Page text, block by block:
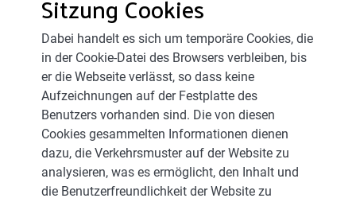
Dabei handelt es sich um temporäre Cookies, die
in der Cookie-Datei des Browsers verbleiben, bis
er die Webseite verlässt, so dass keine
Aufzeichnungen auf der Festplatte des
Benutzers vorhanden sind. Die von diesen
Cookies gesammelten Informationen dienen
dazu, die Verkehrsmuster auf der Website zu
analysieren, was es ermöglicht, den Inhalt und
die Benutzerfreundlichkeit der Website zu